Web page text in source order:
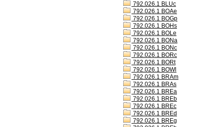
792.026.1 BLUc
792.026.1 BOAe
792.026.1 BOGp
792.026.1 BOHs
792.026.1 BOLe
792.026.1 BONa
792.026.1 BONc
792.026.1 BORc
792.026.1 BORt
792.026.1 BOWl
792.026.1 BRAm
792.026.1 BRAs
792.026.1 BREa
792.026.1 BREb
792.026.1 BREc
792.026.1 BREd
792.026.1 BREg